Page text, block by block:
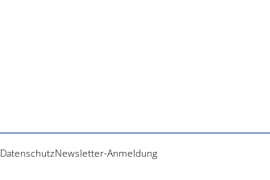
DatenschutzNewsletter-Anmeldung